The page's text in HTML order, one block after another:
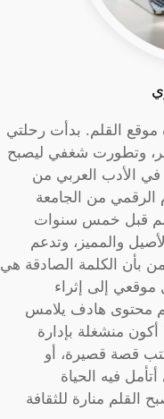
القلم. بدأت رحلتي
وتطورت شغفي ليصبح
الأدب العربي من
الرقمي من الجامعة
قبل خمس سنوات
والمميز، وتدعم
بأن الكلمة الصادقة هي
موقعي إلى إثراء
محتوى هادف يلامس
منشغلة بإدارة
قصة قصيرة، أو
فيه الحياة
القلم منارة للثقافة